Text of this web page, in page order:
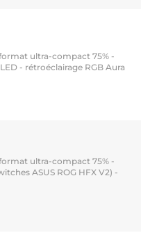
ultra-compact 75% -
- rétroéclairage RGB Aura
ultra-compact 75% -
ASUS ROG HFX V2) -